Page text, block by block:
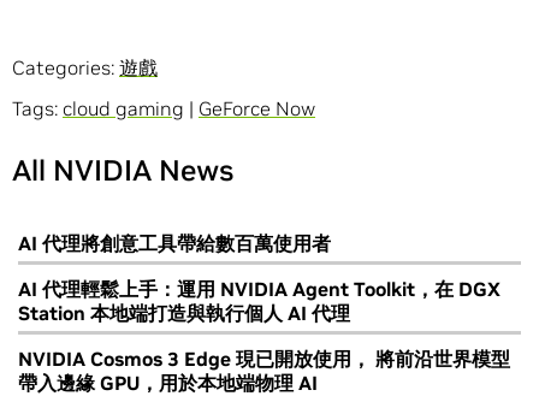
Categories: 遊戲
Tags: cloud gaming | GeForce Now
All NVIDIA News
AI 代理將創意工具帶給數百萬使用者
AI 代理輕鬆上手：運用 NVIDIA Agent Toolkit，在 DGX
Station 本地端打造與執行個人 AI 代理
NVIDIA Cosmos 3 Edge 現已開放使用， 將前沿世界模型
帶入邊緣 GPU，用於本地端物理 AI